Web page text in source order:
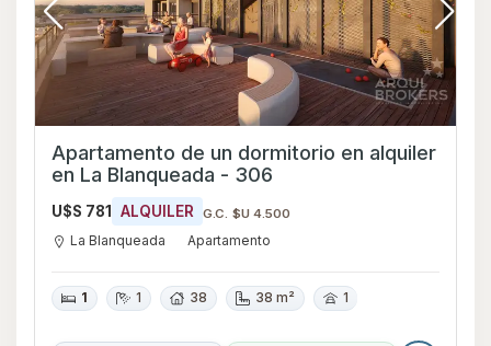
Apartamento de un dormitorio en alquiler
en La Blanqueada - 306
U$S 781 ALQUILER G.C. $U 4.500
La Blanqueada Apartamento
1 1 38 38 m² 1